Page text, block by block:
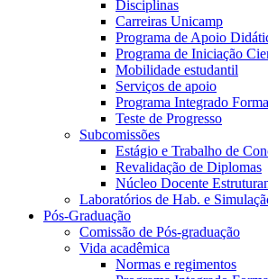
Disciplinas
Carreiras Unicamp
Programa de Apoio
Programa de Iniciação
Mobilidade estudantil
Serviços de apoio
Programa Integrado
Teste de Progresso
Subcomissões
Estágio e Trabalho de
Revalidação de Diplomas
Núcleo Docente
Laboratórios de Hab. e
Pós-Graduação
Comissão de Pós-graduação
Vida acadêmica
Normas e regimentos